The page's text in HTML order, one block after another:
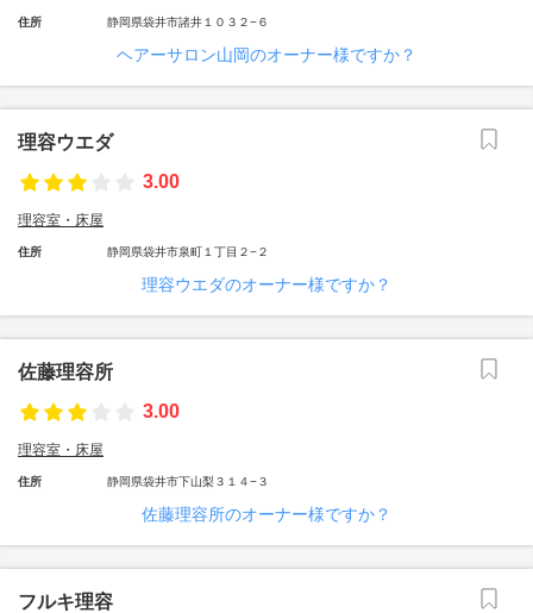
住所 静岡県袋井市諸井１０３２−６
ヘアーサロン山岡のオーナー様ですか？
理容ウエダ
3.00
理容室・床屋
住所 静岡県袋井市泉町１丁目２−２
理容ウエダのオーナー様ですか？
佐藤理容所
3.00
理容室・床屋
住所 静岡県袋井市下山梨３１４−３
佐藤理容所のオーナー様ですか？
フルキ理容